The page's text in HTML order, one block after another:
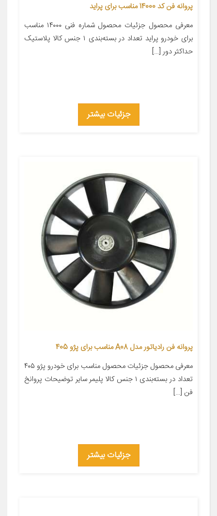
پروانه فن کد 14000 مناسب برای پراید
معرفی محصول جزئیات محصول شماره فنی ۱۴۰۰۰ مناسب
برای خودرو پراید تعداد در بسته‌بندی ۱ جنس کالا پلاستیک
حداکثر دور […]
جزئیات بیشتر
پروانه فن رادیاتور مدل A08 مناسب برای پژو 405
معرفی محصول جزئیات محصول مناسب برای خودرو پژو ۴۰۵
تعداد در بسته‌بندی ۱ جنس کالا پلیمر سایر توضیحات پروانخ
فن […]
جزئیات بیشتر